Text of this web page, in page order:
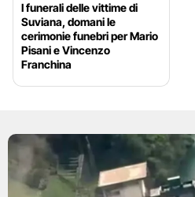
I funerali delle vittime di
Suviana, domani le
cerimonie funebri per Mario
Pisani e Vincenzo
Franchina